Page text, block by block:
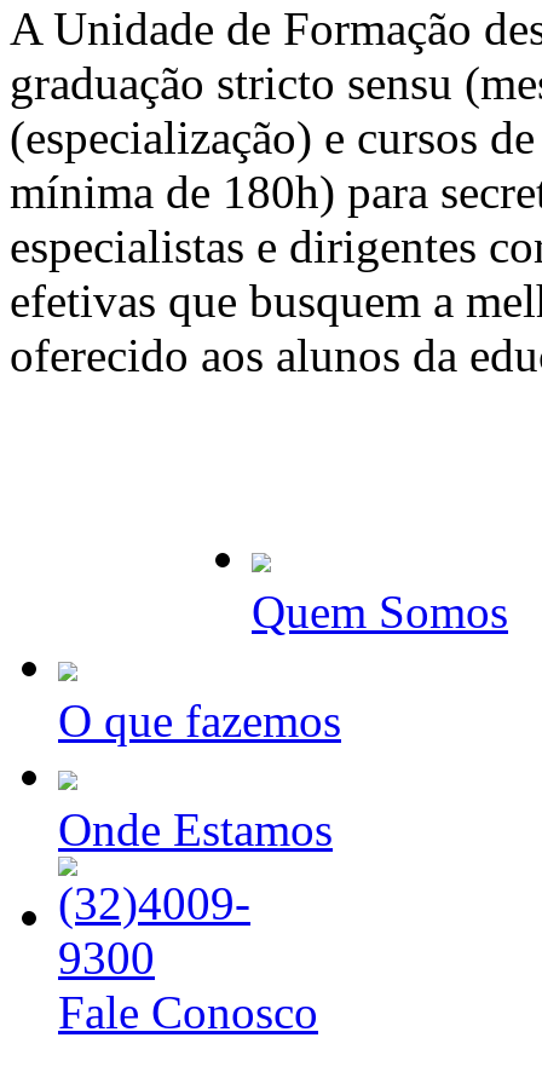
A Unidade de Formação
graduação stricto sensu
(especialização) e cursos
mínima de 180h) para
especialistas e dirigentes
efetivas que busquem a
oferecido aos alunos da
Quem Somos
O que fazemos
Onde Estamos
Fale Conosco